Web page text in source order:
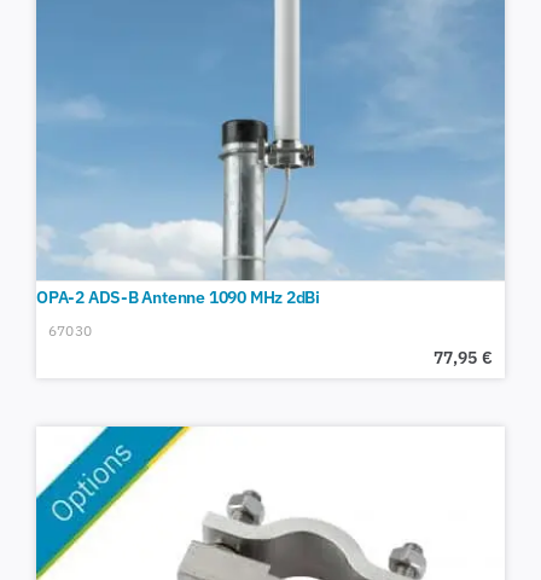
OPA-2 ADS-B Antenne 1090 MHz 2dBi
67030
77,95 €